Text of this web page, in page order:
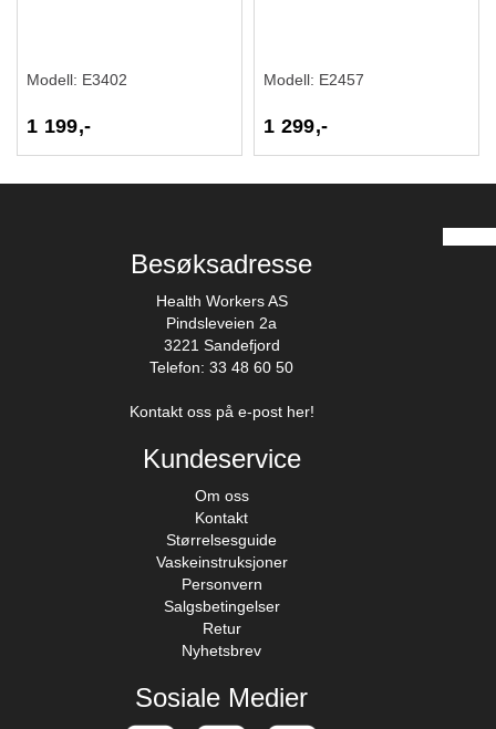
Modell: E3402
1 199,-
Modell: E2457
1 299,-
Besøksadresse
Health Workers AS
Pindsleveien 2a
3221 Sandefjord
Telefon: 33 48 60 50
Kontakt oss på e-post her!
Kundeservice
Om oss
Kontakt
Størrelsesguide
Vaskeinstruksjoner
Personvern
Salgsbetingelser
Retur
Nyhetsbrev
Sosiale Medier